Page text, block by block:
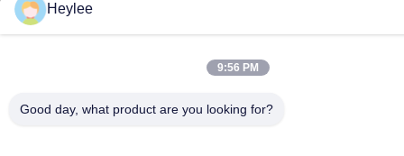
Heylee
9:56 PM
Good day, what product are you looking for?